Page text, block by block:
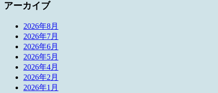
アーカイブ
2026年8月
2026年7月
2026年6月
2026年5月
2026年4月
2026年2月
2026年1月